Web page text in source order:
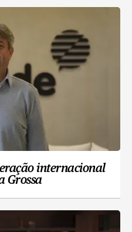
internacional
Grossa